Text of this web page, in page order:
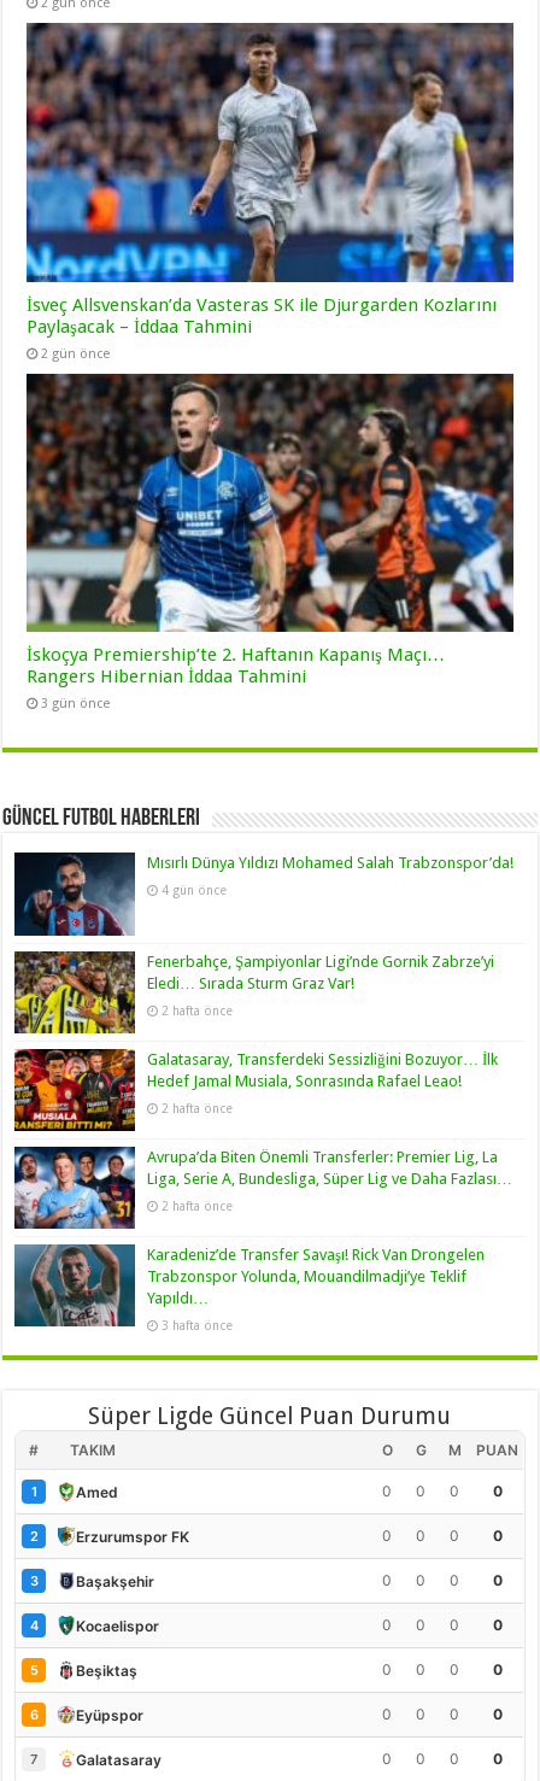
İsveç Allsvenskan’da Vasteras SK ile Djurgarden Kozlarını
Paylaşacak – İddaa Tahmini
2 gün önce
İskoçya Premiership’te 2. Haftanın Kapanış Maçı…
Rangers Hibernian İddaa Tahmini
3 gün önce
Güncel Futbol Haberleri
Mısırlı Dünya Yıldızı Mohamed Salah Trabzonspor’da!
4 gün önce
Fenerbahçe, Şampiyonlar Ligi’nde Gornik Zabrze’yi
Eledi… Sırada Sturm Graz Var!
2 hafta önce
Galatasaray, Transferdeki Sessizliğini Bozuyor… İlk
Hedef Jamal Musiala, Sonrasında Rafael Leao!
2 hafta önce
Avrupa’da Biten Önemli Transferler: Premier Lig, La
Liga, Serie A, Bundesliga, Süper Lig ve Daha Fazlası…
2 hafta önce
Karadeniz’de Transfer Savaşı! Rick Van Drongelen
Trabzonspor Yolunda, Mouandilmadji’ye Teklif
Yapıldı…
3 hafta önce
Süper Ligde Güncel Puan Durumu
# TAKIM O G M PUAN
1 Amed 0 0 0 0
2 Erzurumspor FK 0 0 0 0
3 Başakşehir 0 0 0 0
4 Kocaelispor 0 0 0 0
5 Beşiktaş 0 0 0 0
6 Eyüpspor 0 0 0 0
7 Galatasaray 0 0 0 0